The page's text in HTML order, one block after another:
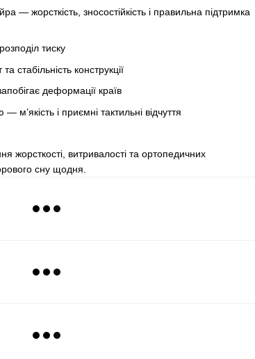
— жорсткість, зносостійкість і правильна підтримка
тиску
стабільність конструкції
деформації країв
і приємні тактильні відчуття
жорсткості, витривалості та ортопедичних
сну щодня.